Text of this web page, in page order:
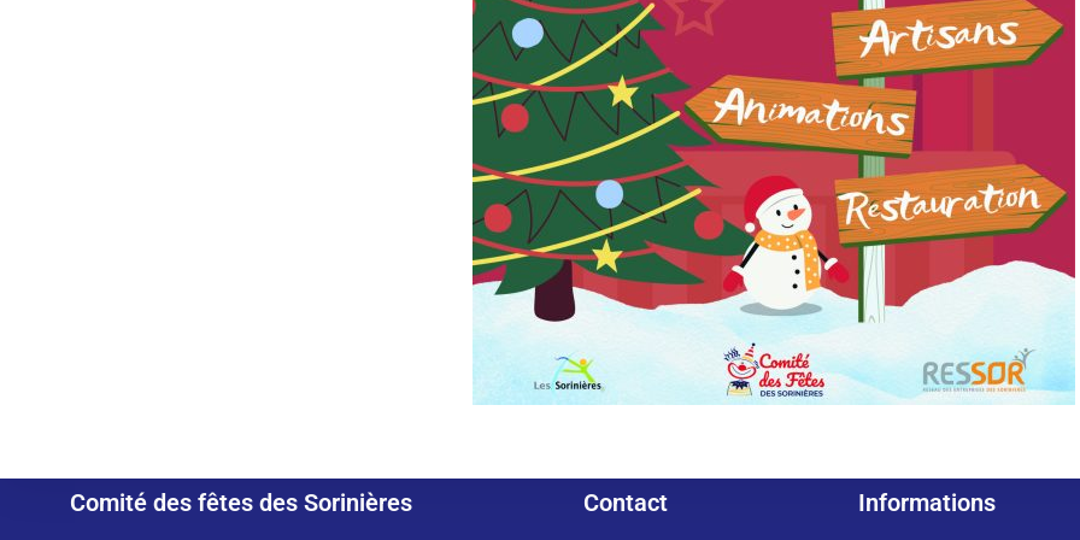
Comité des fêtes des Sorinières Contact Informations